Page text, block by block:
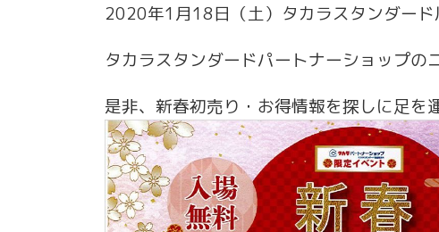
2020年1月18日（土）タカラスタンダード
タカラスタンダードパートナーショップの
是非、新春初売り・お得情報を探しに足を